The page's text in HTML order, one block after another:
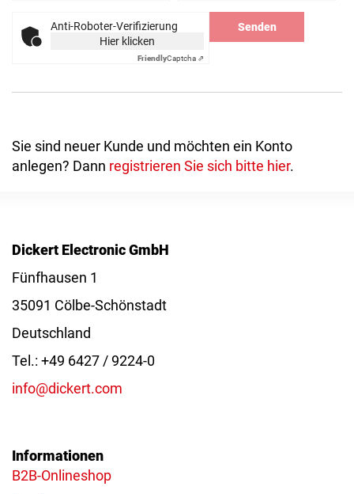
Anti-Roboter-Verifizierung
Hier klicken
FriendlyCaptcha ⇗
Senden
Sie sind neuer Kunde und möchten ein Konto
anlegen? Dann registrieren Sie sich bitte hier.
Dickert Electronic GmbH
Fünfhausen 1
35091 Cölbe-Schönstadt
Deutschland
Tel.: +49 6427 / 9224-0
info@dickert.com
Informationen
B2B-Onlineshop